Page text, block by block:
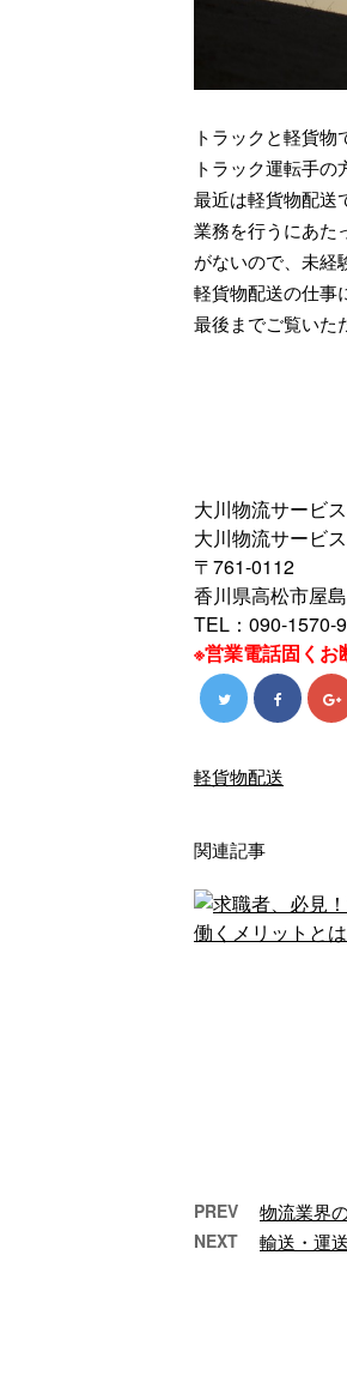
トラックと軽貨
トラック運転手
最近は軽貨物配送
業務を行うにあた
がないので、未経
軽貨物配送の仕事
最後までご覧いた
大川物流サービ
大川物流サービス
〒761-0112
香川県高松市屋
TEL：090-
※営業電話固くお
軽貨物配送
関連記事
PREV 物流業界
NEXT 輸送・運